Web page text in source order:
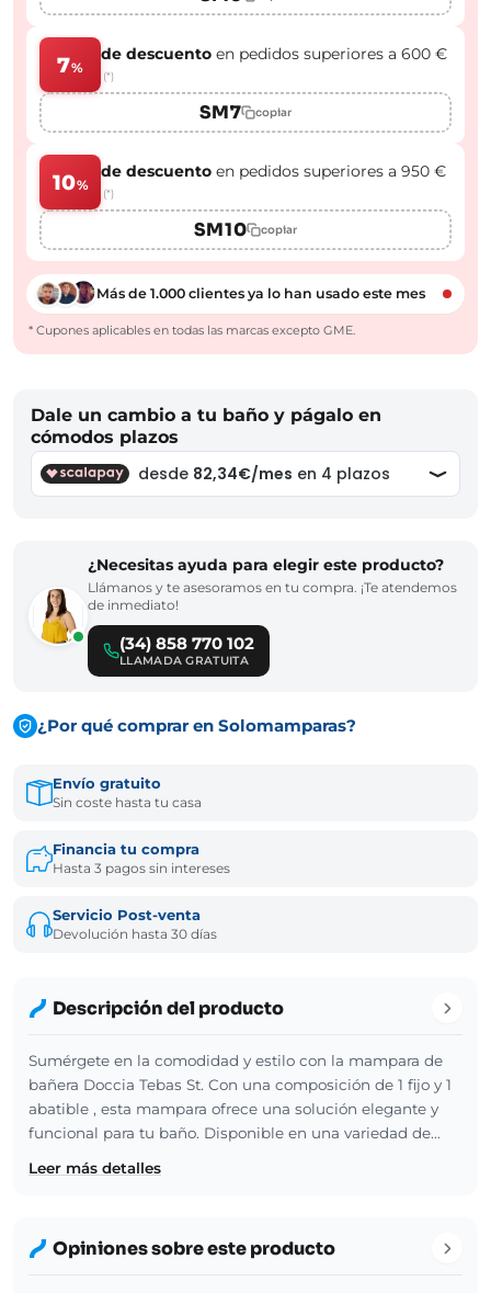
7%
de descuento en pedidos superiores a 600 €
(*)
SM7 copiar
10%
de descuento en pedidos superiores a 950 €
(*)
SM10 copiar
Más de 1.000 clientes ya lo han usado este mes
* Cupones aplicables en todas las marcas excepto GME.
Dale un cambio a tu baño y págalo en
cómodos plazos
¿Necesitas ayuda para elegir este producto?
Llámanos y te asesoramos en tu compra. ¡Te atendemos
de inmediato!
(34) 858 770 102
LLAMADA GRATUITA
¿Por qué comprar en Solomamparas?
Envío gratuito
Sin coste hasta tu casa
Financia tu compra
Hasta 3 pagos sin intereses
Servicio Post-venta
Devolución hasta 30 días
Descripción del producto
Sumérgete en la comodidad y estilo con la mampara de
bañera Doccia Tebas St. Con una composición de 1 fijo y 1
abatible , esta mampara ofrece una solución elegante y
funcional para tu baño. Disponible en una variedad de…
Leer más detalles
Opiniones sobre este producto